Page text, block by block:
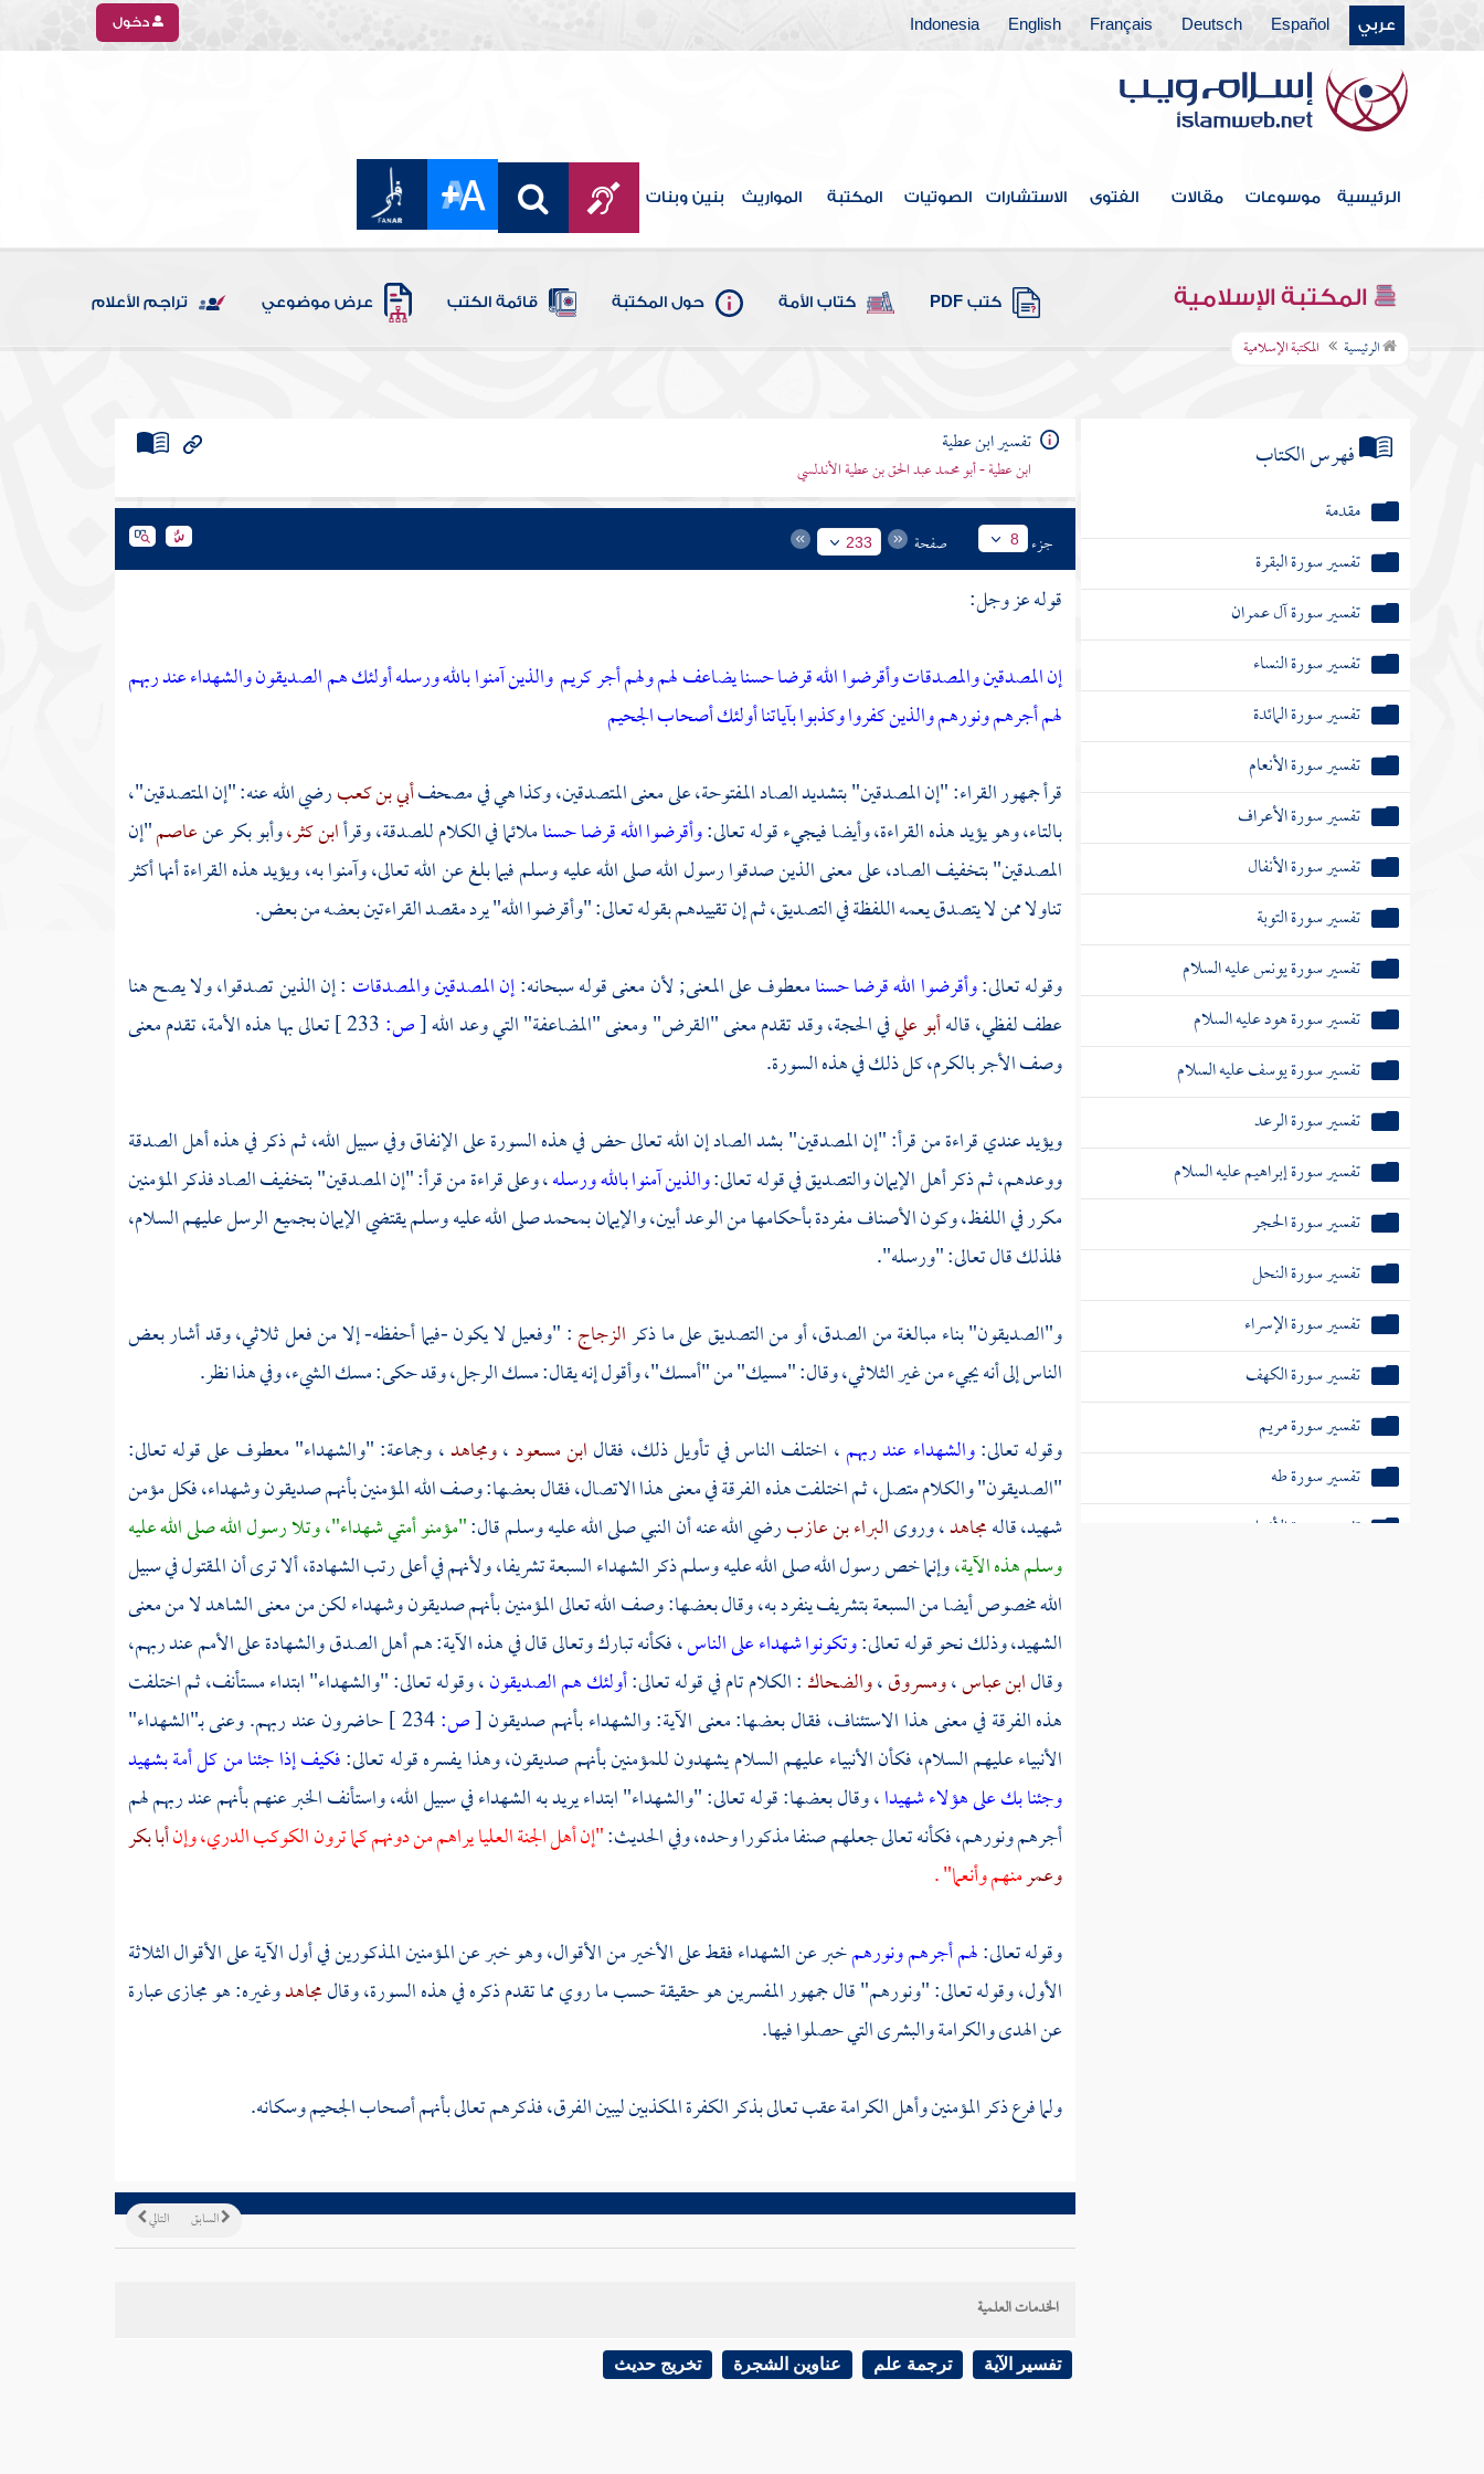
عربي Español
Deutsch
Français
English
Indonesia دخول
الرئيسية موسوعات مقالات الفتوى الاستشارات الصوتيات المكتبة المواريث بنين وبنات
المكتبة الإسلامية كتب PDF كتاب الأمة حول المكتبة قائمة الكتب عرض موضوعي تراجم الأعلام
الرئيسية المكتبة الإسلامية
فهرس الكتاب
مقدمة
تفسير سورة البقرة
تفسير سورة آل عمران
تفسير سورة النساء
تفسير سورة المائدة
تفسير سورة الأنعام
تفسير سورة الأعراف
تفسير سورة الأنفال
تفسير سورة التوبة
تفسير سورة يونس عليه السلام
تفسير سورة هود عليه السلام
تفسير سورة يوسف عليه السلام
تفسير سورة الرعد
تفسير سورة إبراهيم عليه السلام
تفسير سورة الحجر
تفسير سورة النحل
تفسير سورة الإسراء
تفسير سورة الكهف
تفسير سورة مريم
تفسير سورة طه
تفسير سورة الأنبياء
تفسير ابن عطية
ابن عطية - أبو محمد عبد الحق بن عطية الأندلسي
جزء 8 صفحة 233
قوله عز وجل:
إن المصدقين والمصدقات وأقرضوا الله قرضا حسنا يضاعف لهم ولهم أجر كريموالذين آمنوا بالله ورسله أولئك هم الصديقون والشهداء عند ربهم
لهم أجرهم ونورهم والذين كفروا وكذبوا بآياتنا أولئك أصحاب الجحيم
قرأ جمهور القراء: "إن المصدقين" بتشديد الصاد المفتوحة، على معنى المتصدقين، وكذا هي في مصحفأبي بن كعبرضي الله عنه: "إن المتصدقين"،
بالتاء، وهو يؤيد هذه القراءة، وأيضا فيجيء قوله تعالى:وأقرضوا الله قرضا حسناملائما في الكلام للصدقة، وقرأابن كثر،وأبو بكرعنعاصم"إن
المصدقين" بتخفيف الصاد، على معنى الذين صدقوا رسول الله صلى الله عليه وسلم فيما بلغ عن الله تعالى، وآمنوا به، ويؤيد هذه القراءة أنها أكثر
تناولا ممن لا يتصدق يعمه اللفظة في التصديق، ثم إن تقييدهم بقوله تعالى: "وأقرضوا الله" يرد مقصد القراءتين بعضه من بعض.
وقوله تعالى:وأقرضوا الله قرضا حسنامعطوف على المعنى; لأن معنى قوله سبحانه:إن المصدقين والمصدقات : إن الذين تصدقوا، ولا يصح هنا
عطف لفظي، قالهأبو عليفي الحجة، وقد تقدم معنى "القرض" ومعنى "المضاعفة" التي وعد الله[ص:
تعالى بها هذه الأمة، تقدم معنى
وصف الأجر بالكرم، كل ذلك في هذه السورة.
ويؤيد عندي قراءة من قرأ: "إن المصدقين" بشد الصاد إن الله تعالى حض في هذه السورة على الإنفاق وفي سبيل الله، ثم ذكر في هذه أهل الصدقة
ووعدهم، ثم ذكر أهل الإيمان والتصديق في قوله تعالى:والذين آمنوا بالله ورسله، وعلى قراءة من قرأ: "إن المصدقين" بتخفيف الصاد فذكر المؤمنين
مكرر في اللفظ، وكون الأصناف مفردة بأحكامها من الوعد أبين، والإيمانبمحمدصلى الله عليه وسلم يقتضي الإيمان بجميع الرسل عليهم السلام،
فلذلك قال تعالى: "ورسله".
و"الصديقون" بناء مبالغة من الصدق، أو من التصديق على ما ذكرالزجاج: "وفعيل لا يكون -فيما أحفظه- إلا من فعل ثلاثي، وقد أشار بعض
الناس إلى أنه يجيء من غير الثلاثي، وقال: "مسيك" من "أمسك"، وأقول إنه يقال: مسك الرجل، وقد حكى: مسك الشيء، وفي هذا نظر.
وقوله تعالى:والشهداء عند ربهم، اختلف الناس في تأويل ذلك، فقالابن مسعود،ومجاهد، وجماعة: "والشهداء" معطوف على قوله تعالى:
"الصديقون" والكلام متصل، ثم اختلفت هذه الفرقة في معنى هذا الاتصال، فقال بعضها: وصف الله المؤمنين بأنهم صديقون وشهداء، فكل مؤمن
شهيد، قالهمجاهد، وروىالبراء بن عازبرضي الله عنه أن النبي صلى الله عليه وسلم قال:"مؤمنو أمتي شهداء"، وتلا رسول الله صلى الله عليه
وسلم هذه الآية،وإنما خص رسول الله صلى الله عليه وسلم ذكر الشهداء السبعة تشريفا، ولأنهم في أعلى رتب الشهادة، ألا ترى أن المقتول في سبيل
الله مخصوص أيضا من السبعة بتشريف ينفرد به، وقال بعضها: وصف الله تعالى المؤمنين بأنهم صديقون وشهداء لكن من معنى الشاهد لا من معنى
الشهيد، وذلك نحو قوله تعالى:وتكونوا شهداء على الناس، فكأنه تبارك وتعالى قال في هذه الآية: هم أهل الصدق والشهادة على الأمم عند ربهم،
وقالابن عباس،ومسروق،والضحاك: الكلام تام في قوله تعالى:أولئك هم الصديقون، وقوله تعالى: "والشهداء" ابتداء مستأنف، ثم اختلفت
هذه الفرقة في معنى هذا الاستئناف، فقال بعضها: معنى الآية: والشهداء بأنهم صديقون[ص:234 ]
حاضرون عند ربهم. وعنى بـ"الشهداء"
الأنبياء عليهم السلام، فكأن الأنبياء عليهم السلام يشهدون للمؤمنين بأنهم صديقون، وهذا يفسره قوله تعالى:فكيف إذا جئنا من كل أمة بشهيد
وجئنا بك على هؤلاء شهيدا، وقال بعضها: قوله تعالى: "والشهداء" ابتداء يريد به الشهداء في سبيل الله، واستأنف الخبر عنهم بأنهم عند ربهم لهم
أجرهم ونورهم، فكأنه تعالى جعلهم صنفا مذكورا وحده، وفي الحديث:"إن أهل الجنة العليا يراهم من دونهم كما ترون الكوكب الدري، وإنأبا بكر
وعمرمنهم وأنعما" .
وقوله تعالى:لهم أجرهم ونورهمخبر عن الشهداء فقط على الأخير من الأقوال، وهو خبر عن المؤمنين المذكورين في أول الآية على الأقوال الثلاثة
الأول، وقوله تعالى: "ونورهم" قال جمهور المفسرين هو حقيقة حسب ما روي مما تقدم ذكره في هذه السورة، وقالمجاهدوغيره: هو مجازى عبارة
عن الهدى والكرامة والبشرى التي حصلوا فيها.
ولما فرع ذكر المؤمنين وأهل الكرامة عقب تعالى بذكر الكفرة المكذبين ليبين الفرق، فذكرهم تعالى بأنهم أصحاب الجحيم وسكانه.
التالي السابق
الخدمات العلمية
تفسير الآية ترجمة علم عناوين الشجرة تخريج حديث